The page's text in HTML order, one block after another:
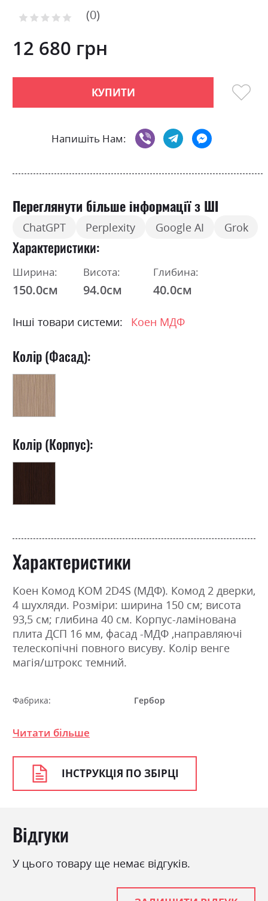
the
of
the
gallery
Рейтинг: 0
12 680 грн
КУПИТИ
Напишіть Нам:
Переглянути більше інформації з ШІ
ChatGPT Perplexity Google AI Grok
Характеристики
Ширина:
150.0см
Висота:
94.0см
Глибина:
40.0см
Інші товари системи: Коен МДФ
Колір (Фасад):
Колір (Корпус):
Характеристики
Коен Комод KOM 2D4S (МДФ). Комод 2 дверки,
4 шухляди. Розміри: ширина 150 см; висота
93,5 см; глибина 40 см. Корпус-ламінована
плита ДСП 16 мм, фасад -МДФ ,направляючі
телескопічні повного висуву. Колір венге
магія/штрокс темний.
Фабрика:
Гербор
Колір (Корпус):
Колір матеріалу
венге магія/штрокс темний
Стиль
класика, мінімалізм,
модерн, ретро
Читати більше
ІНСТРУКЦІЯ ПО ЗБІРЦІ
Відгуки
У цього товару ще немає відгуків.